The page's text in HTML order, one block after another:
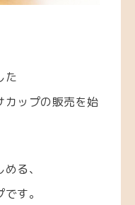
た
カップの販売を始
る、
す。